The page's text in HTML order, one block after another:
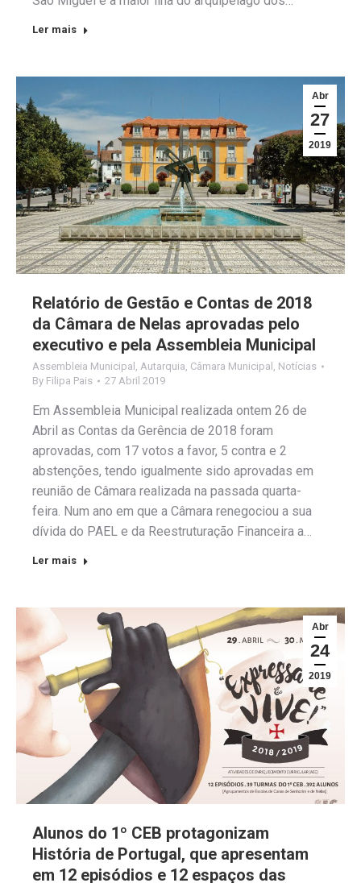
Ler mais
Abr
27
2019
Relatório de Gestão e Contas de 2018
da Câmara de Nelas aprovadas pelo
executivo e pela Assembleia Municipal
Assembleia Municipal Autarquia Câmara Municipal Notícias
By Filipa Pais 27 Abril 2019
Em Assembleia Municipal realizada ontem 26 de
Abril as Contas da Gerência de 2018 foram
aprovadas, com 17 votos a favor, 5 contra e 2
abstenções, tendo igualmente sido aprovadas em
reunião de Câmara realizada na passada quarta-
feira. Num ano em que a Câmara renegociou a sua
dívida do PAEL e da Reestruturação Financeira a…
Ler mais
Abr
24
2019
Alunos do 1º CEB protagonizam
História de Portugal, que apresentam
em 12 episódios e 12 espaços das